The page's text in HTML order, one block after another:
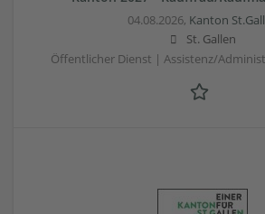
04.08.2026, Kanton
St. Gallen
Öffentlicher Dienst | Assistenz/